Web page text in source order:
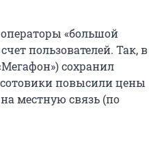
«большой
пользователей. Так, в
сохранил
повысили цены
местную связь (по